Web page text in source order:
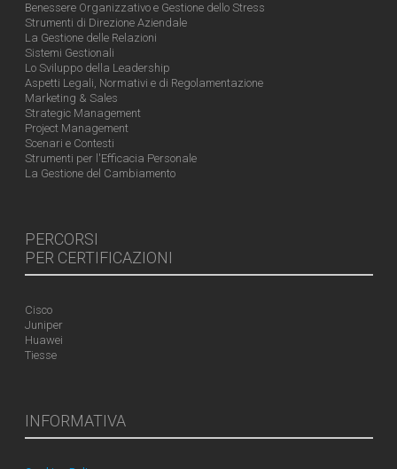
Benessere Organizzativo e Gestione dello Stress
Strumenti di Direzione Aziendale
La Gestione delle Relazioni
Sistemi Gestionali
Lo Sviluppo della Leadership
Aspetti Legali, Normativi e di Regolamentazione
Marketing & Sales
Strategic Management
Project Management
Scenari e Contesti
Strumenti per l'Efficacia Personale
La Gestione del Cambiamento
PERCORSI
PER CERTIFICAZIONI
Cisco
Juniper
Huawei
Tiesse
INFORMATIVA